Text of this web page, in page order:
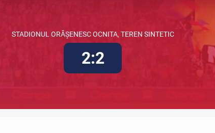
STADIONUL ORĂȘENESC OCNITA, TEREN SINTETIC
2:2